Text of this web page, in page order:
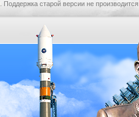
. Поддержка старой версии не производится.